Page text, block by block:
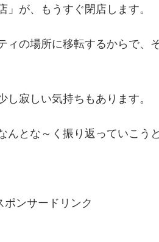
が、もうすぐ閉店します。
ィの場所に移転するからで、
寂しい気持ちもあります。
とな～く振り返っていこう
ポンサードリンク